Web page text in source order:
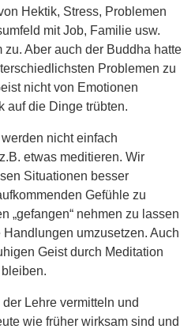
Hektik, Stress, Problemen
mit Job, Familie usw.
zu. Aber auch der Buddha hatte
Problemen zu
nicht von Emotionen
auf die Dinge trübten.
nicht einfach
etwas meditieren. Wir
Situationen besser
Gefühle zu
„gefangen“ nehmen zu lassen
umzusetzen. Auch
Geist durch Meditation
Lehre vermitteln und
wie früher wirksam sind und